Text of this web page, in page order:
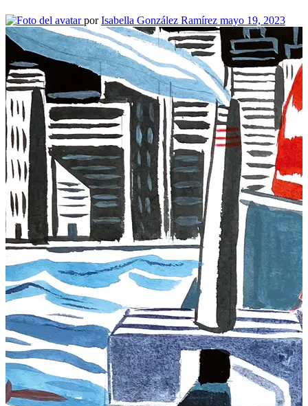
porIsabella González Ramírez mayo 19, 2023